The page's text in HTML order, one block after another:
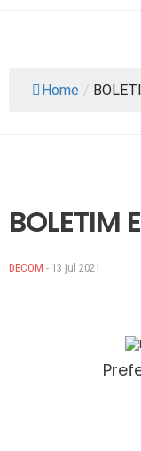
Home /
BOLETIM
DECOM - 13 jul 2021